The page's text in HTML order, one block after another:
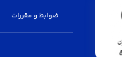
ضوابط و مقررات